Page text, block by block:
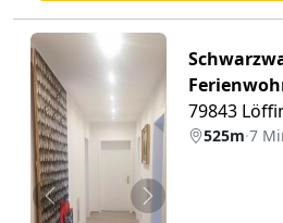
Zurück Weiter
79843
525m·7